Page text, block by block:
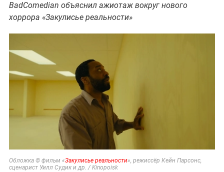
BadComedian объяснил ажиотаж вокруг нового
хоррора «Закулисье реальности»
Обложка © фильм «Закулисье реальности», режиссёр Кейн Парсонс,
сценарист Уилл Судик и др. / Kinopoisk